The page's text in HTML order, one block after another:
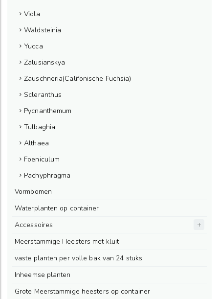
Viola
Waldsteinia
Yucca
Zalusianskya
Zauschneria(Califonische Fuchsia)
Scleranthus
Pycnanthemum
Tulbaghia
Althaea
Foeniculum
Pachyphragma
Vormbomen
Waterplanten op container
Accessoires
Meerstammige Heesters met kluit
vaste planten per volle bak van 24 stuks
Inheemse planten
Grote Meerstammige heesters op container